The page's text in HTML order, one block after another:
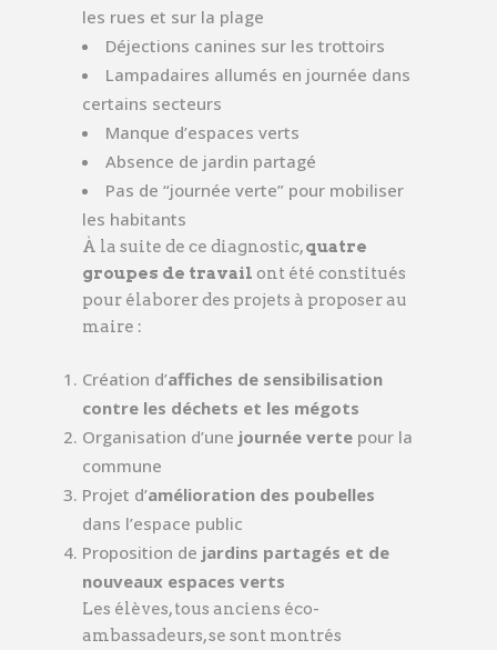
les rues et sur la plage
Déjections canines sur les trottoirs
Lampadaires allumés en journée dans
certains secteurs
Manque d’espaces verts
Absence de jardin partagé
Pas de “journée verte” pour mobiliser
les habitants
À la suite de ce diagnostic,quatre
groupes de travail ont été constitués
pour élaborer des projets à proposer au
maire :
Création d’affiches de sensibilisation
contre les déchets et les mégots
Organisation d’une journée verte pour la
commune
Projet d’amélioration des poubelles
dans l’espace public
Proposition de jardins partagés et de
nouveaux espaces verts
Les élèves, tous anciens éco-
ambassadeurs, se sont montrés